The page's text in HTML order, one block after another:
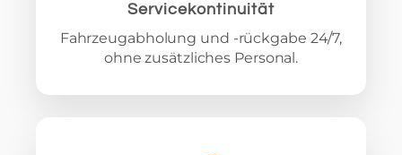
Servicekontinuität
Fahrzeugabholung und -rückgabe 24/7,
ohne zusätzliches Personal.